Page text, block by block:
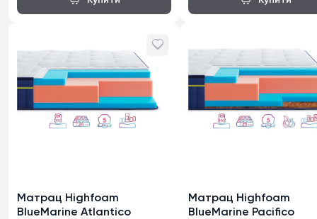
Матрац Highfoam
BlueMarine Atlantico
Матрац Highfoam
BlueMarine Pacifico